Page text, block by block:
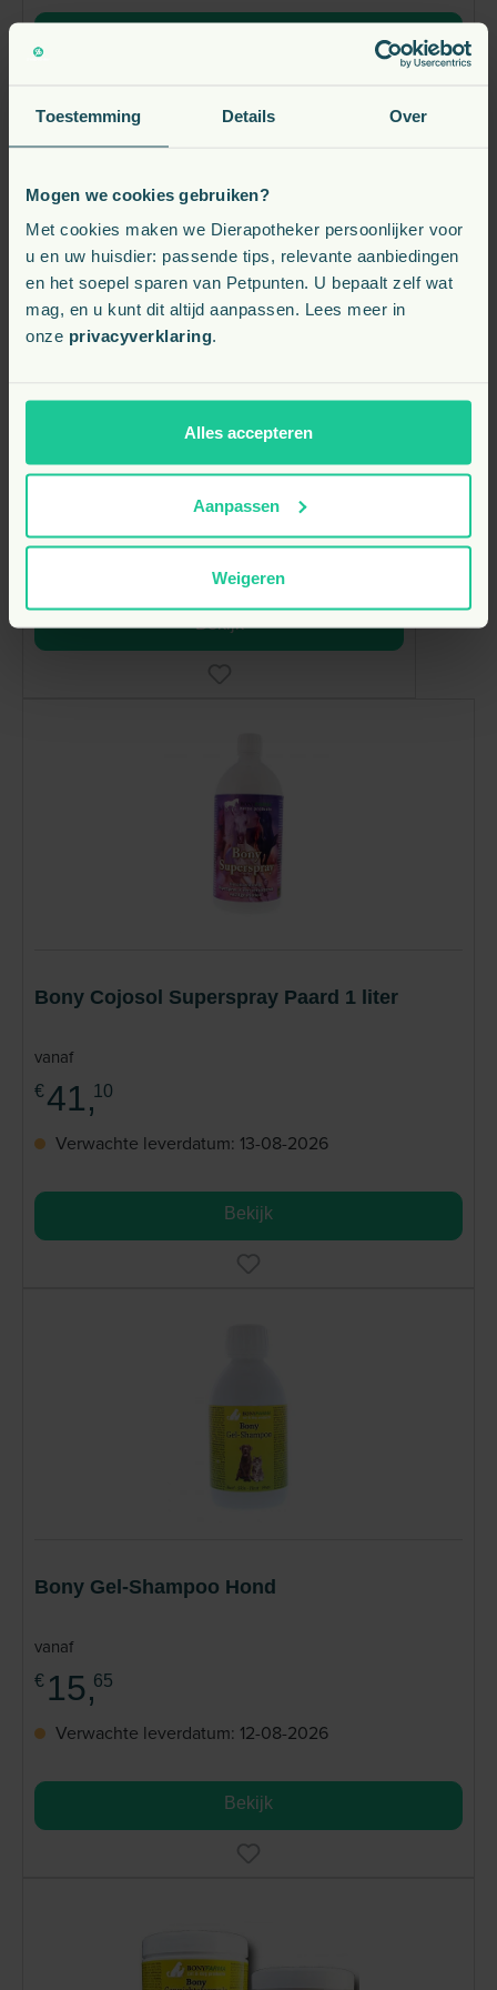
Toestemming Details Over
Mogen we cookies gebruiken?
Met cookies maken we Dierapotheker persoonlijker voor
u en uw huisdier: passende tips, relevante aanbiedingen
en het soepel sparen van Petpunten. U bepaalt zelf wat
mag, en u kunt dit altijd aanpassen. Lees meer in
onze privacyverklaring.
Alles accepteren
Aanpassen
Weigeren
Bony Cojosol Olie Paard
vanaf
Verwachte leverdatum: 12-08-2026
Bekijk
Bony Cojosol Superspray Paard 1 liter
vanaf
€ 41,10
Verwachte leverdatum: 13-08-2026
Bekijk
Bony Gel-Shampoo Hond
vanaf
€ 15,65
Verwachte leverdatum: 12-08-2026
Bekijk